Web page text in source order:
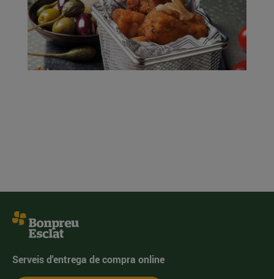
Serveis d'entrega de compra online